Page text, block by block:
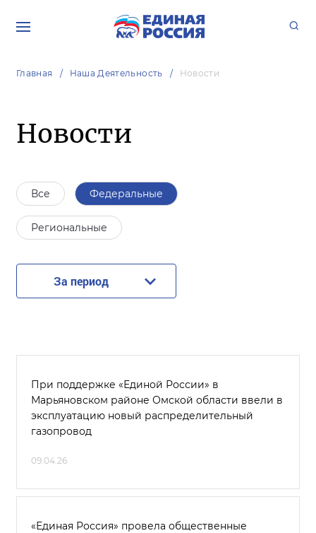
Главная Наша Деятельность Новости
Новости
Все Федеральные
Региональные
За период
При поддержке «Единой России» в
Марьяновском районе Омской области ввели в
эксплуатацию новый распределительный
газопровод
09.04.26
«Единая Россия» провела общественные